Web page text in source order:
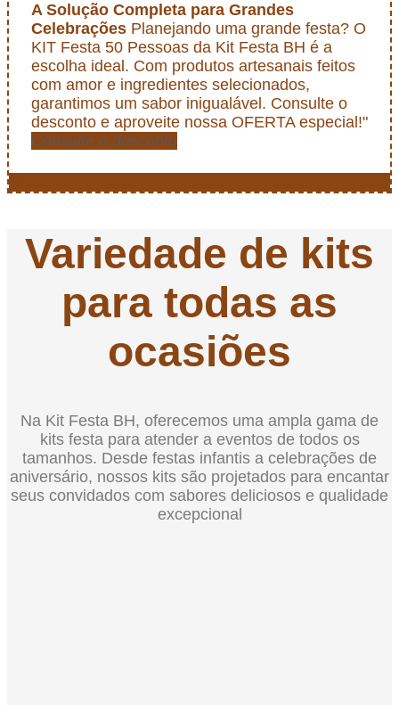
A Solução Completa para Grandes
Celebrações Planejando uma grande festa? O
KIT Festa 50 Pessoas da Kit Festa BH é a
escolha ideal. Com produtos artesanais feitos
com amor e ingredientes selecionados,
garantimos um sabor inigualável. Consulte o
desconto e aproveite nossa OFERTA especial!"
Consulte o desconto
Variedade de kits
para todas as
ocasiões
Na Kit Festa BH, oferecemos uma ampla gama de
kits festa para atender a eventos de todos os
tamanhos. Desde festas infantis a celebrações de
aniversário, nossos kits são projetados para encantar
seus convidados com sabores deliciosos e qualidade
excepcional